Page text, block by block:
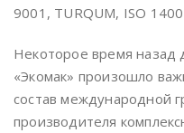
9001, TURQUM, ISO
Некоторое время назад
«Экомак» произошло
состав международной
производителя